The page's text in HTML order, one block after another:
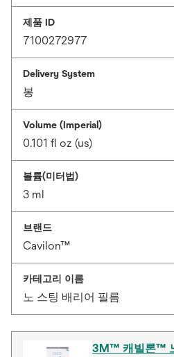
제품 ID
7100272977
Delivery System
봉
Volume (Imperial)
0.101 fl oz (us)
볼륨(미터법)
3 ml
브랜드
Cavilon™
카테고리 이름
노 스팅 배리어 필름
3M™ 캐빌론™